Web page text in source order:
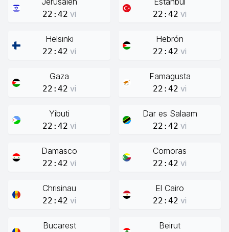
22:42 vi 22:42 vi
Helsinki
22:42 vi
Hebrón
22:42 vi
Gaza
22:42 vi
Famagusta
22:42 vi
Yibuti
22:42 vi
Dar es Salaam
22:42 vi
Damasco
22:42 vi
Comoras
22:42 vi
Chrisinau
22:42 vi
El Cairo
22:42 vi
Bucarest Beirut